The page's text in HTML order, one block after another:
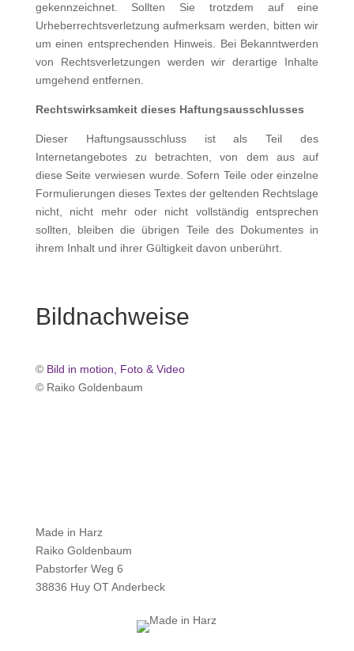
gekennzeichnet. Sollten Sie trotzdem auf eine
Urheberrechtsverletzung aufmerksam werden, bitten wir
um einen entsprechenden Hinweis. Bei Bekanntwerden
von Rechtsverletzungen werden wir derartige Inhalte
umgehend entfernen.
Rechtswirksamkeit dieses Haftungsausschlusses
Dieser Haftungsausschluss ist als Teil des
Internetangebotes zu betrachten, von dem aus auf
diese Seite verwiesen wurde. Sofern Teile oder einzelne
Formulierungen dieses Textes der geltenden Rechtslage
nicht, nicht mehr oder nicht vollständig entsprechen
sollten, bleiben die übrigen Teile des Dokumentes in
ihrem Inhalt und ihrer Gültigkeit davon unberührt.
Bildnachweise
© Bild in motion, Foto & Video
© Raiko Goldenbaum
Made in Harz
Raiko Goldenbaum
Pabstorfer Weg 6
38836 Huy OT Anderbeck